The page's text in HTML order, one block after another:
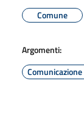
Comune
Argomenti: